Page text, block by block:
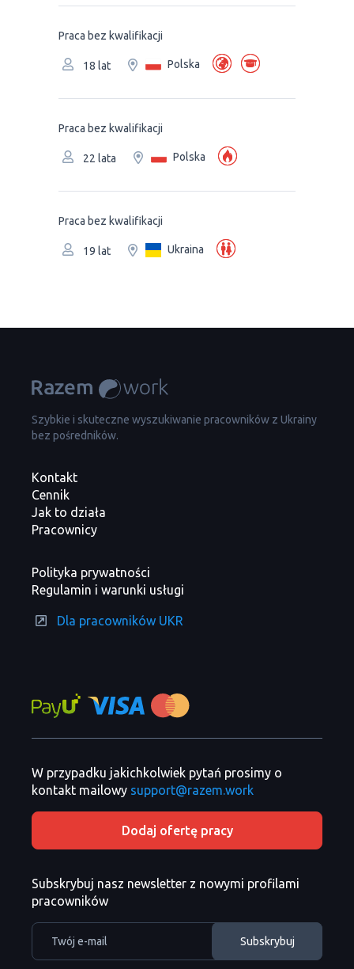
Praca bez kwalifikacji
18 lat Polska
Praca bez kwalifikacji
22 lata Polska
Praca bez kwalifikacji
19 lat Ukraina
Szybkie i skuteczne wyszukiwanie pracowników z Ukrainy
bez pośredników.
Kontakt
Cennik
Jak to działa
Pracownicy
Polityka prywatności
Regulamin i warunki usługi
Dla pracowników UKR
W przypadku jakichkolwiek pytań prosimy o
kontakt mailowy support@razem.work
Dodaj ofertę pracy
Subskrybuj nasz newsletter z nowymi profilami
pracowników